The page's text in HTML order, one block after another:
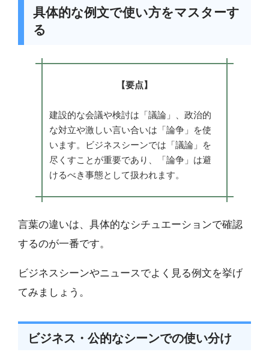
具体的な例文で使い方をマスターす
る
【要点】
建設的な会議や検討は「議論」、政治的
な対立や激しい言い合いは「論争」を使
います。ビジネスシーンでは「議論」を
尽くすことが重要であり、「論争」は避
けるべき事態として扱われます。
言葉の違いは、具体的なシチュエーションで確認
するのが一番です。
ビジネスシーンやニュースでよく見る例文を挙げ
てみましょう。
ビジネス・公的なシーンでの使い分け